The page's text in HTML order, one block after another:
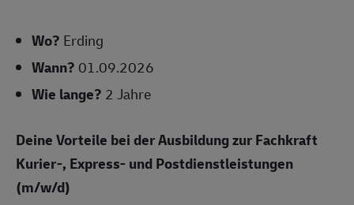
Wo? Erding
Wann? 01.09.2026
Wie lange? 2 Jahre
Deine Vorteile bei der Ausbildung zur Fachkraft
Kurier-, Express- und Postdienstleistungen
(m/w/d)